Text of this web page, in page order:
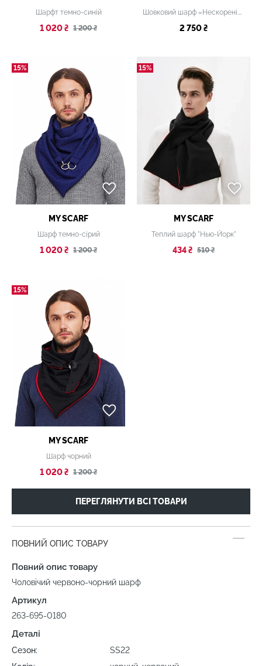
Шарфт темно-синій
1 020 ₴ 1 200 ₴
Шовковий шарф «Нескорені.Козацька слава», 20х140 см
2 750 ₴
15%
MY SCARF
Шарф темно-сірий
1 020 ₴ 1 200 ₴
15%
MY SCARF
Теплий шарф "Нью-Йорк"
434 ₴ 510 ₴
15%
MY SCARF
Шарф чорний
1 020 ₴ 1 200 ₴
ПЕРЕГЛЯНУТИ ВСІ ТОВАРИ
ПОВНИЙ ОПИС ТОВАРУ
Повний опис товару
Чоловічий червоно-чорний шарф
Артикул
263-695-0180
Деталі
Сезон:
SS22